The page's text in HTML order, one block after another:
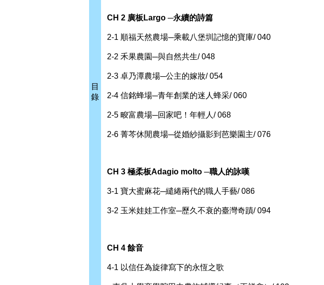
目
錄
CH 2 廣板 Largo ─永續的詩篇
2-1 順福天然農場─乘載八堡圳記憶的寶庫/ 040
2-2 禾果農園─與自然共生/ 048
2-3 卓乃潭農場─公主的嫁妝/ 054
2-4 信銘蜂場─青年創業的迷人蜂采/ 060
2-5 畯富農場─回家吧！年輕人/ 068
2-6 菁芩休閒農場─從婚紗攝影到芭樂園主/ 076
CH 3 極柔板Adagio molto ─職人的詠嘆
3-1 寶大蜜麻花─繾綣兩代的職人手藝/ 086
3-2 玉米娃娃工作室─歷久不衰的臺灣奇蹟/ 094
CH 4 餘音
4-1 以信任為旋律寫下的永恆之歌